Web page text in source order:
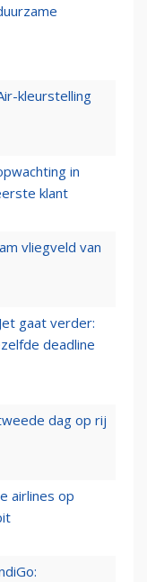
kleurstelling
in
klant
vliegveld van
gaat verder:
deadline
dag op rij
airlines op